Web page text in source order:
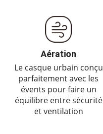
Aération
Le casque urbain conçu
parfaitement avec les
évents pour faire un
équilibre entre sécurité
et ventilation